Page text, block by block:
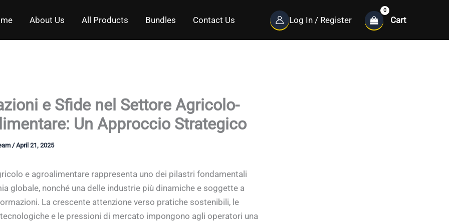
About Us All Products Bundles Contact Us Log In / Register Cart
e Sfide nel Settore Agricolo-
Un Approccio Strategico
/April 21, 2025
e agroalimentare rappresenta uno dei pilastri fondamentali
globale, nonché una delle industrie più dinamiche e soggette a
La crescente attenzione verso pratiche sostenibili, le
e le pressioni di mercato impongono agli operatori una